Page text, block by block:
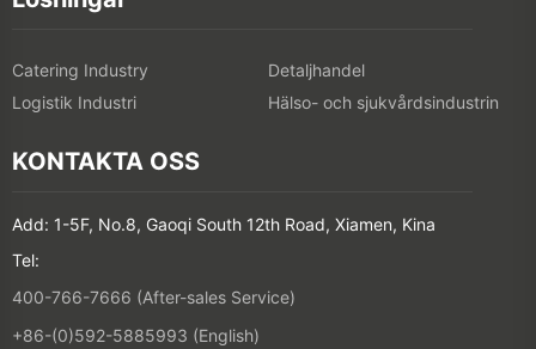
Catering Industry
Detaljhandel
Logistik Industri
Hälso- och sjukvårdsindustrin
KONTAKTA OSS
Add: 1-5F, No.8, Gaoqi South 12th Road, Xiamen, Kina
Tel:
400-766-7666 (After-sales Service)
+86-(0)592-5885993 (English)